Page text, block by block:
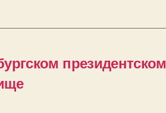
президентском